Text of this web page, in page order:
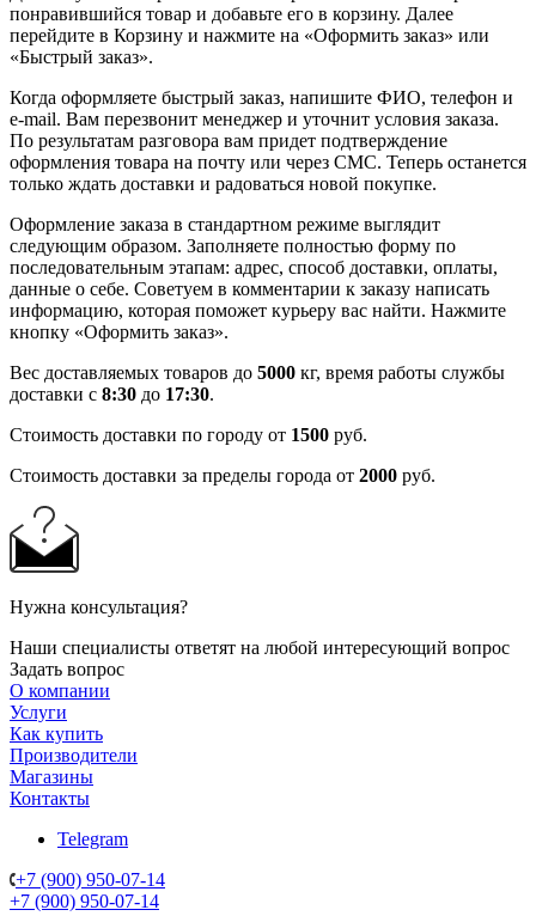
понравившийся товар и добавьте его в корзину. Далее
перейдите в Корзину и нажмите на «Оформить заказ» или
«Быстрый заказ».
Когда оформляете быстрый заказ, напишите ФИО, телефон и
e-mail. Вам перезвонит менеджер и уточнит условия заказа.
По результатам разговора вам придет подтверждение
оформления товара на почту или через СМС. Теперь останется
только ждать доставки и радоваться новой покупке.
Оформление заказа в стандартном режиме выглядит
следующим образом. Заполняете полностью форму по
последовательным этапам: адрес, способ доставки, оплаты,
данные о себе. Советуем в комментарии к заказу написать
информацию, которая поможет курьеру вас найти. Нажмите
кнопку «Оформить заказ».
Вес доставляемых товаров до 5000 кг, время работы службы
доставки с 8:30 до 17:30.
Стоимость доставки по городу от 1500 руб.
Стоимость доставки за пределы города от 2000 руб.
Нужна консультация?
Наши специалисты ответят на любой интересующий вопрос
Задать вопрос
О компании
Услуги
Как купить
Производители
Магазины
Контакты
Telegram
+7 (900) 950-07-14
+7 (900) 950-07-14